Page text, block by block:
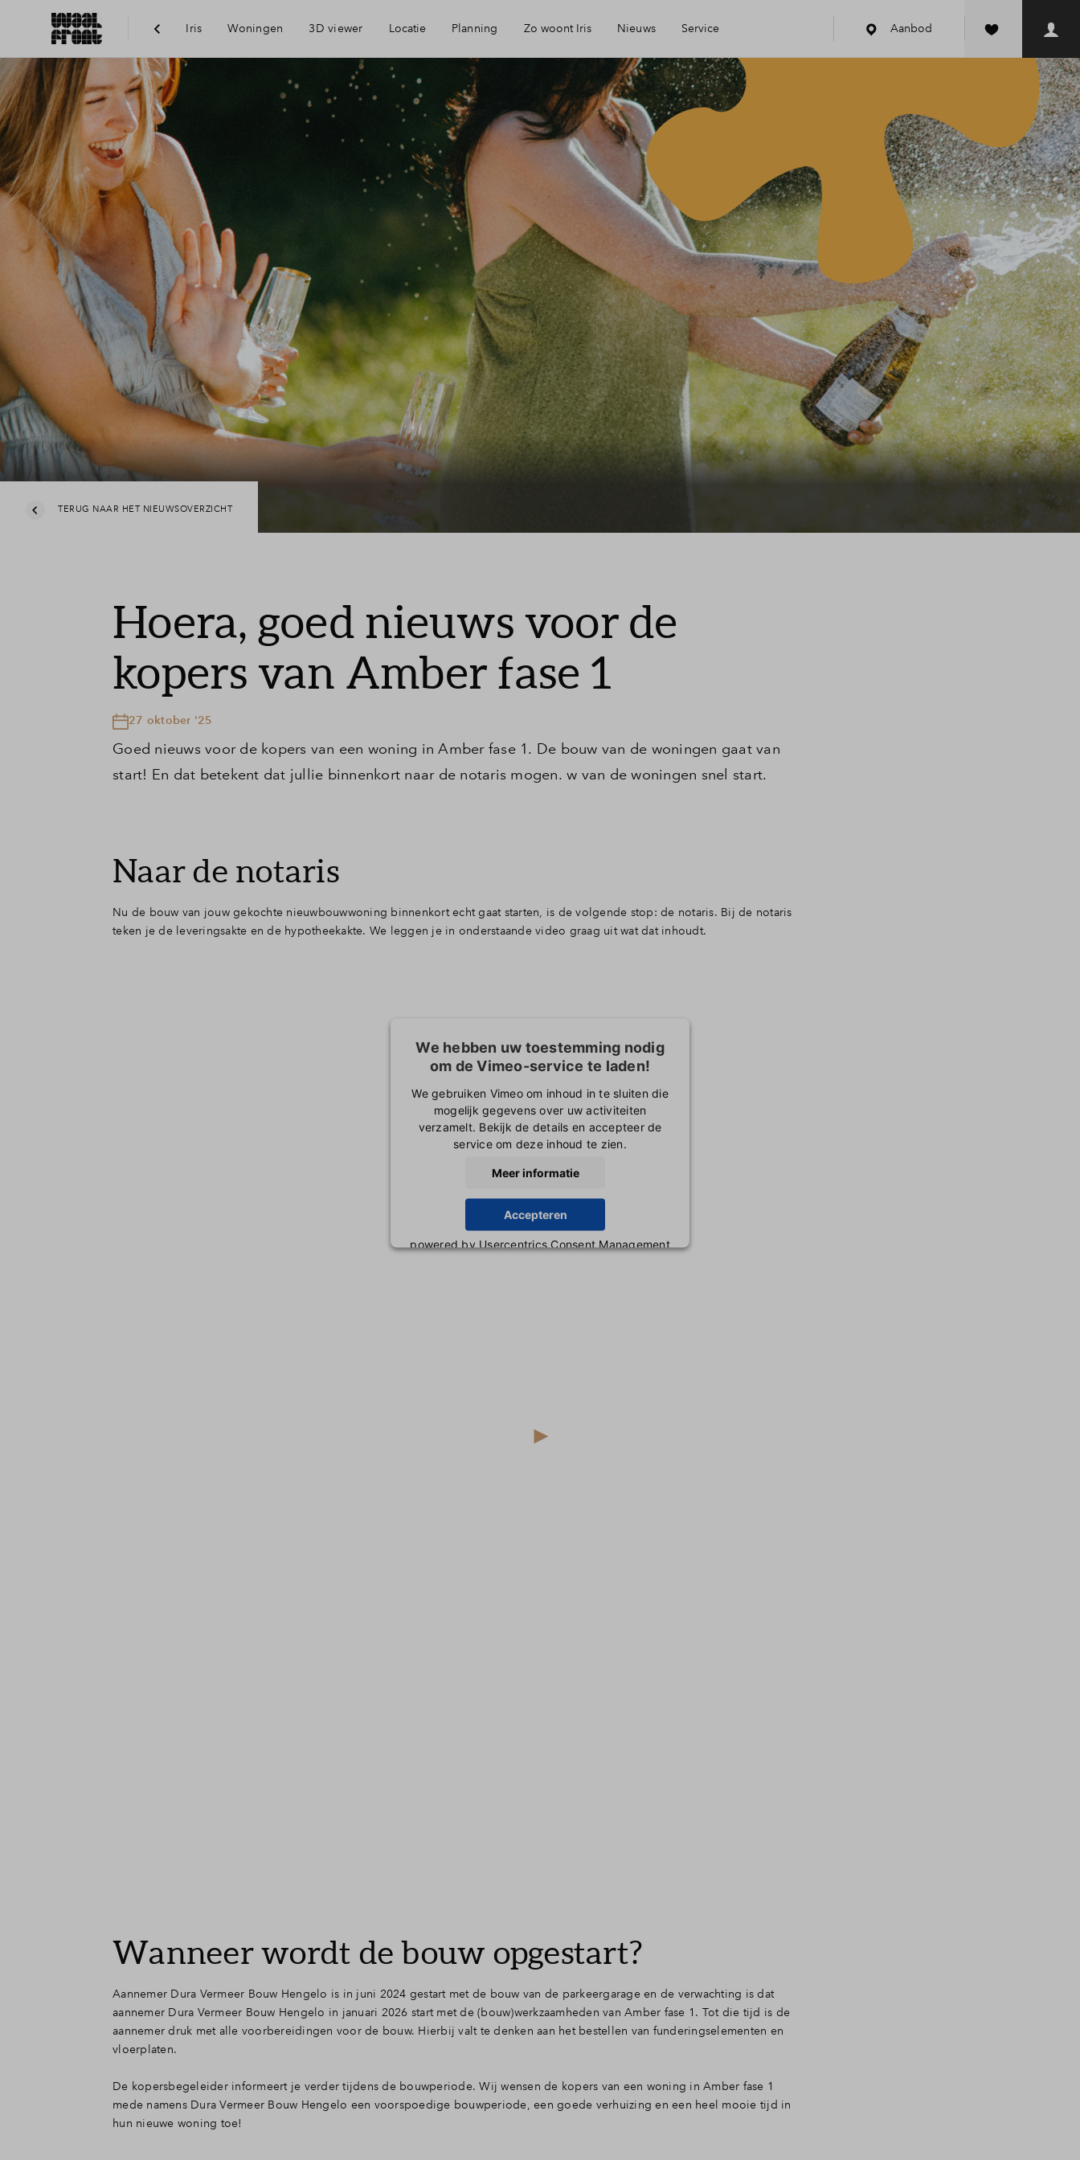
Iris Woningen 3D viewer Locatie
Bereikbaarheid
Voorzieningen
Nijmegen
Planning Zo woont Iris
Keuken: Iris by Huysinc
Keuken: Iris by Siematic
Blog: Iris verhuist
Parkeren: zo werkt het in Iris
Nieuws Service
Mijn Eigen Huis
Financiele check
Financiering
Toewijzing
Woning kopen
Leeswijzer
Veelgestelde vragen
Aanbod
TERUG NAAR HET NIEUWSOVERZICHT
Hoera, goed nieuws voor de
kopers van Amber fase 1
27 oktober '25
Goed nieuws voor de kopers van een woning in Amber fase 1. De bouw van de woningen gaat van
start! En dat betekent dat jullie binnenkort naar de notaris mogen. w van de woningen snel start.
Naar de notaris
Nu de bouw van jouw gekochte nieuwbouwwoning binnenkort echt gaat starten, is de volgende stop: de notaris. Bij de notaris
teken je de leveringsakte en de hypotheekakte. We leggen je in onderstaande video graag uit wat dat inhoudt.
We hebben uw toestemming nodig
om de Vimeo-service te laden!
We gebruiken Vimeo om inhoud in te sluiten die
mogelijk gegevens over uw activiteiten
verzamelt. Bekijk de details en accepteer de
service om deze inhoud te zien.
Meer informatie
Accepteren
powered by Usercentrics Consent Management
Wanneer wordt de bouw opgestart?
Aannemer Dura Vermeer Bouw Hengelo is in juni 2024 gestart met de bouw van de parkeergarage en de verwachting is dat
aannemer Dura Vermeer Bouw Hengelo in januari 2026 start met de (bouw)werkzaamheden van Amber fase 1. Tot die tijd is de
aannemer druk met alle voorbereidingen voor de bouw. Hierbij valt te denken aan het bestellen van funderingselementen en
vloerplaten.
De kopersbegeleider informeert je verder tijdens de bouwperiode.Wij wensen de kopers van een woning in Amber fase 1
mede namens Dura Vermeer Bouw Hengelo een voorspoedige bouwperiode, een goede verhuizing en een heel mooie tijd in
hun nieuwe woning toe!